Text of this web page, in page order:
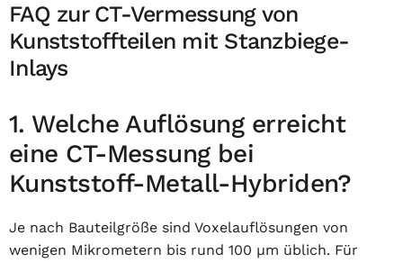
FAQ zur CT-Vermessung von
Kunststoffteilen mit Stanzbiege-
Inlays
1. Welche Auflösung erreicht
eine CT-Messung bei
Kunststoff-Metall-Hybriden?
Je nach Bauteilgröße sind Voxelauflösungen von
wenigen Mikrometern bis rund 100 µm üblich. Für